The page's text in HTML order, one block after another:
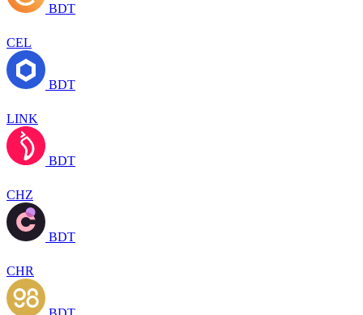
BDT
CEL
BDT
LINK
BDT
CHZ
BDT
CHR